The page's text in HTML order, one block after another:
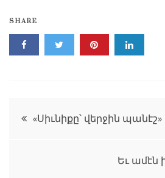
SHARE
Post
«Սիւնիքը՝ վերջին պանէշ»
Եւ ամէն